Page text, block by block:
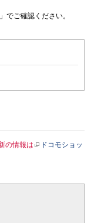
」でご確認ください。
の情報は
ドコモショッ